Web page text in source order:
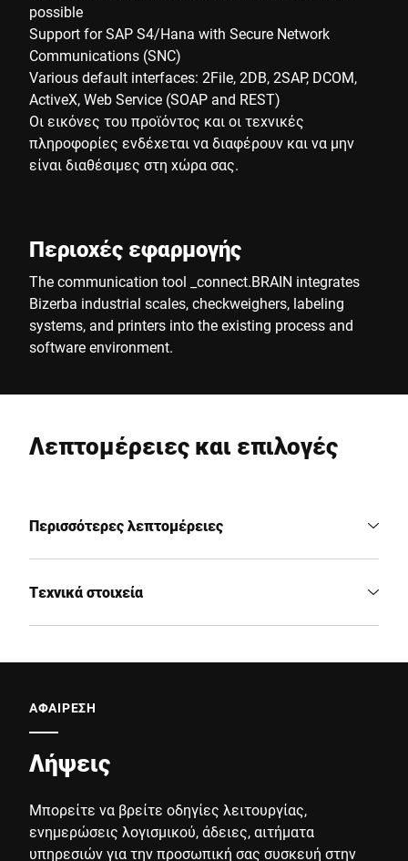
possible
Support for SAP S4/Hana with Secure Network
Communications (SNC)
Various default interfaces: 2File, 2DB, 2SAP, DCOM,
ActiveX, Web Service (SOAP and REST)
Οι εικόνες του προϊόντος και οι τεχνικές
πληροφορίες ενδέχεται να διαφέρουν και να μην
είναι διαθέσιμες στη χώρα σας.
Περιοχές εφαρμογής
The communication tool _connect.BRAIN integrates
Bizerba industrial scales, checkweighers, labeling
systems, and printers into the existing process and
software environment.
Λεπτομέρειες και επιλογές
Περισσότερες λεπτομέρειες
Τεχνικά στοιχεία
ΑΦΑΙΡΕΣΗ
Λήψεις
Μπορείτε να βρείτε οδηγίες λειτουργίας,
ενημερώσεις λογισμικού, άδειες, αιτήματα
υπηρεσιών για την προσωπική σας συσκευή στην